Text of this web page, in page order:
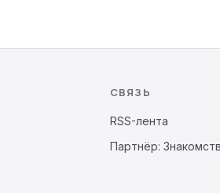
СВЯЗЬ
RSS-лента
Партнёр: